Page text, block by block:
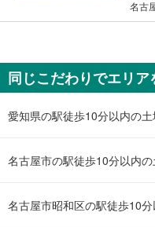
名古
名古
2LDK
土地
同じこだわりでエリ
愛知県の駅徒歩10分以内の
名古屋市の駅徒歩10分以内
名古屋市昭和区の駅徒歩10